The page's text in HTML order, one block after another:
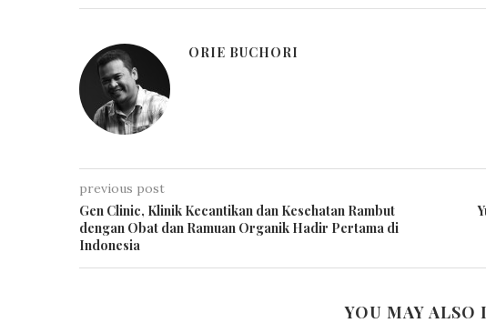
ORIE BUCHORI
previous post
Gen Clinic, Klinik Kecantikan dan Kesehatan Rambut
dengan Obat dan Ramuan Organik Hadir Pertama di
Indonesia
YOU MAY ALSO